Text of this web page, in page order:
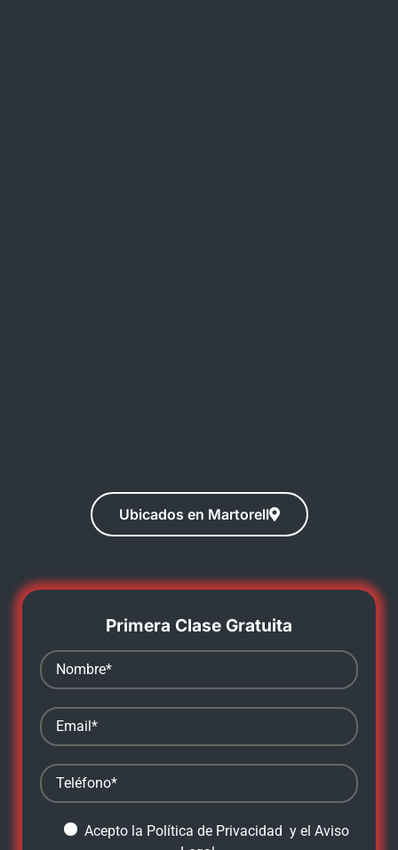
Ubicados en Martorell
Primera Clase Gratuita
Acepto la Política de Privacidad y el Aviso